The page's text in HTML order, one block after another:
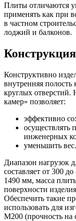
Плиты отличаются
применять как при
в частном
лоджий и балконов.
Конструктивно
внутренняя
круглых
камер» позволяет:
эффективно
осуществлять
инженерных
уменьшить вес.
Диапазон нагрузок
составляет от 300
1490 мм, масса
поверхности
Обеспечить такие
использовать для
М200 (прочность на